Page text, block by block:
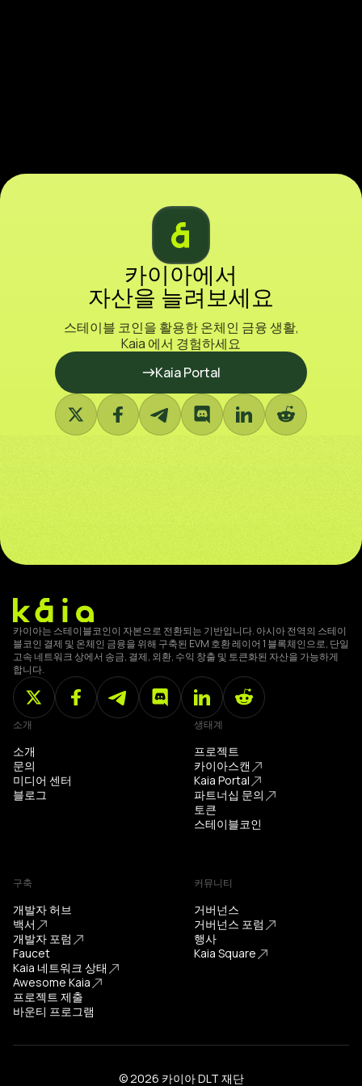
카이아에서
자산을 늘려보세요
스테이블 코인을 활용한 온체인 금융 생활,
Kaia 에서 경험하세요
Kaia Portal
카이아는 스테이블코인이 자본으로 전환되는 기반입니다. 아시아 전역의 스테이
블코인 결제 및 온체인 금융을 위해 구축된 EVM 호환 레이어 1 블록체인으로, 단일
고속 네트워크 상에서 송금, 결제, 외환, 수익 창출 및 토큰화된 자산을 가능하게
합니다.
소개
소개
문의
미디어 센터
블로그
생태계
프로젝트
카이아스캔
Kaia Portal
파트너십 문의
토큰
스테이블코인
구축
개발자 허브
백서
개발자 포럼
Faucet
Kaia 네트워크 상태
Awesome Kaia
프로젝트 제출
바운티 프로그램
커뮤니티
거버넌스
거버넌스 포럼
행사
Kaia Square
© 2026 카이아 DLT 재단